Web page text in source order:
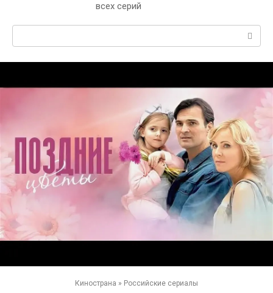
всех серий
Кинострана » Российские сериалы